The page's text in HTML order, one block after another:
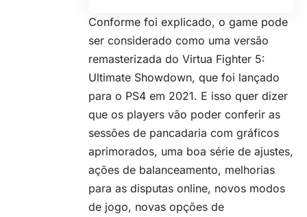
Conforme foi explicado, o game pode
ser considerado como uma versão
remasterizada do Virtua Fighter 5:
Ultimate Showdown, que foi lançado
para o PS4 em 2021. E isso quer dizer
que os players vão poder conferir as
sessões de pancadaria com gráficos
aprimorados, uma boa série de ajustes,
ações de balanceamento, melhorias
para as disputas online, novos modos
de jogo, novas opções de